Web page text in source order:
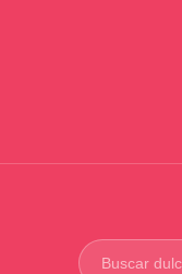
Buscar